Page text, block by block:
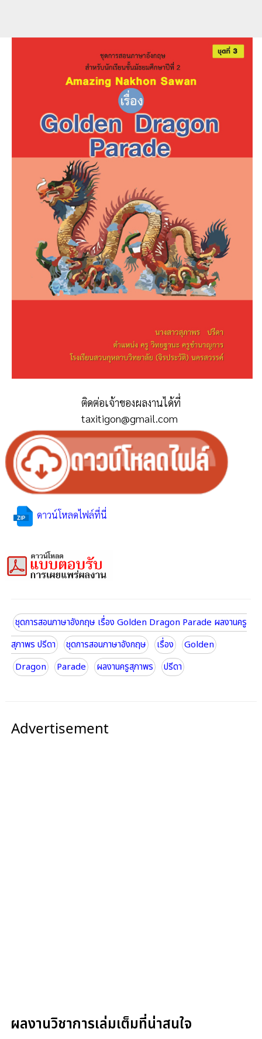
ติดต่อเจ้าของผลงานได้ที่
taxitigon@gmail.com
ดาวน์โหลดไฟล์ที่นี่
ชุดการสอนภาษาอังกฤษ เรื่อง Golden Dragon Parade ผลงานครู
สุภาพร ปรีดา
ชุดการสอนภาษาอังกฤษ เรื่อง
Golden
Dragon
Parade ผลงานครูสุภาพร ปรีดา
Advertisement
ผลงานวิชาการเล่มเต็มที่น่าสนใจ